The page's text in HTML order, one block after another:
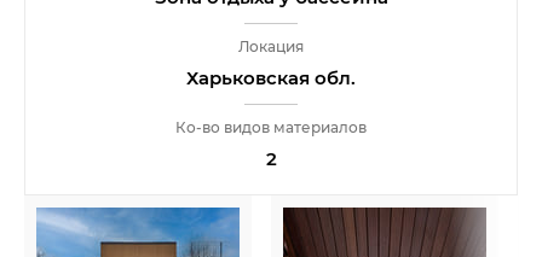
Локация
Харьковская обл.
Ко-во видов материалов
2